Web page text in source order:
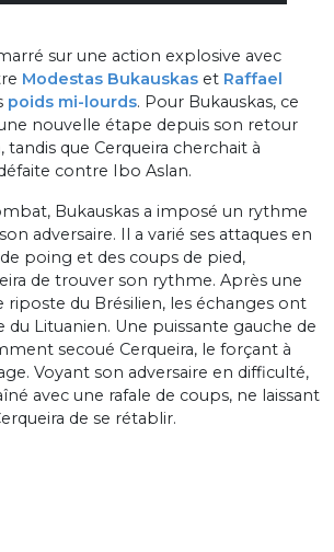
sur une action explosive avec
Modestas Bukauskas et Raffael
poids mi-lourds. Pour Bukauskas, ce
nouvelle étape depuis son retour
tandis que Cerqueira cherchait à
contre Ibo Aslan.
Bukauskas a imposé un rythme
adversaire. Il a varié ses attaques en
poing et des coups de pied,
de trouver son rythme. Après une
riposte du Brésilien, les échanges ont
du Lituanien. Une puissante gauche de
secoué Cerqueira, le forçant à
Voyant son adversaire en difficulté,
avec une rafale de coups, ne laissant
de se rétablir.